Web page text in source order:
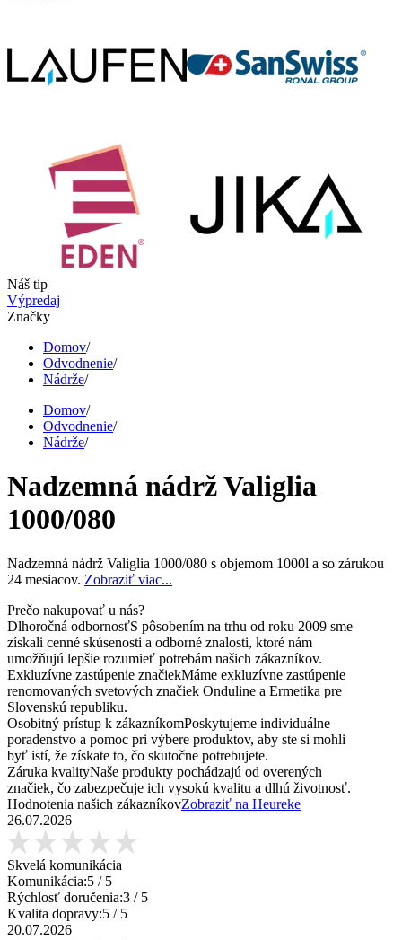
Náš tip
Výpredaj
Značky
Domov/
Odvodnenie/
Nádrže/
Domov/
Odvodnenie/
Nádrže/
Nadzemná nádrž Valiglia
1000/080
Nadzemná nádrž Valiglia 1000/080 s objemom 1000l a so zárukou
24 mesiacov. Zobraziť viac...
Prečo nakupovať u nás?
Dlhoročná odbornosťS pôsobením na trhu od roku 2009 sme
získali cenné skúsenosti a odborné znalosti, ktoré nám
umožňujú lepšie rozumieť potrebám našich zákazníkov.
Exkluzívne zastúpenie značiekMáme exkluzívne zastúpenie
renomovaných svetových značiek Onduline a Ermetika pre
Slovenskú republiku.
Osobitný prístup k zákazníkomPoskytujeme individuálne
poradenstvo a pomoc pri výbere produktov, aby ste si mohli
byť istí, že získate to, čo skutočne potrebujete.
Záruka kvalityNaše produkty pochádzajú od overených
značiek, čo zabezpečuje ich vysokú kvalitu a dlhú životnosť.
Hodnotenia našich zákazníkovZobraziť na Heureke
26.07.2026
Skvelá komunikácia
Komunikácia:5 / 5
Rýchlosť doručenia:3 / 5
Kvalita dopravy:5 / 5
20.07.2026